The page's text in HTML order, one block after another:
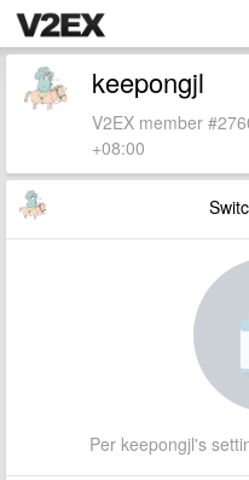
keepongjl
V2EX member
+08:00
Per keepongjl's